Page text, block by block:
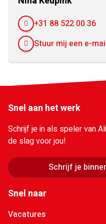
+31 88 522 00 36
Stuur mij een e-
Snel aan het werk
Schrijf je in als speler van
de slag voor jou!
Schrijf je
Snel naar
Vacatures